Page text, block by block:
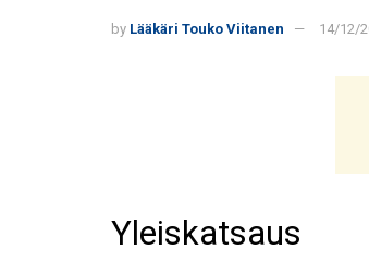
by Lääkäri Touko Viitanen 14/12/
Yleiskatsaus